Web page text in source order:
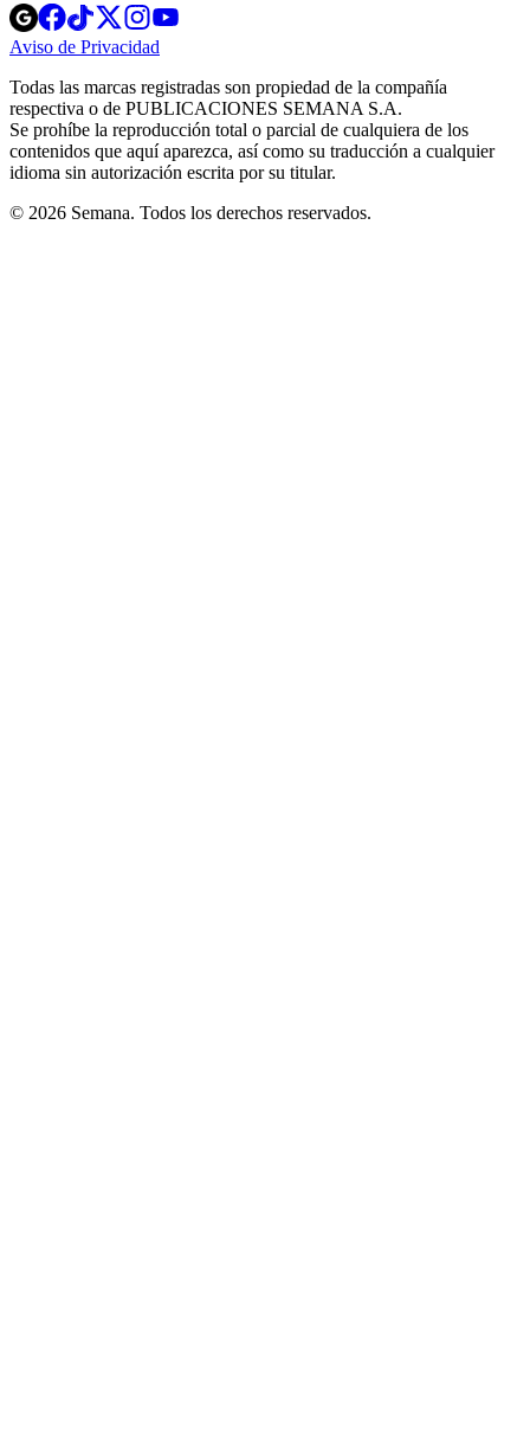
Opens
in
new
Opens
in
new
Opens
in
new
window
Opens
new
windowwindow
Aviso de Privacidad
new
window
Todas las marcas registradas son propiedad de la compañía
respectiva o de PUBLICACIONES SEMANA S.A.
Se prohíbe la reproducción total o parcial de cualquiera de los
contenidos que aquí aparezca, así como su traducción a cualquier
idioma sin autorización escrita por su titular.
© 2026 Semana. Todos los derechos reservados.